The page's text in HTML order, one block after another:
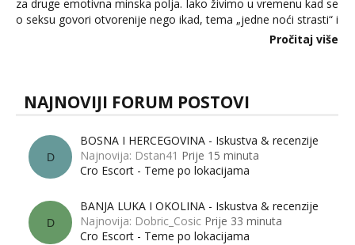
za druge emotivna minska polja. Iako živimo u vremenu kad se
o seksu govori otvorenije nego ikad, tema „jedne noći strasti“ i
dalje izaziva burne rasprave. Što zapravo misle žene, a što
Pročitaj više
NAJNOVIJI FORUM POSTOVI
D
BOSNA I HERCEGOVINA - Iskustva & recenzije
Najnovija: Dstan41 Prije 15 minuta
Cro Escort - Teme po lokacijama
D
BANJA LUKA I OKOLINA - Iskustva & recenzije
Najnovija: Dobric_Cosic Prije 33 minuta
Cro Escort - Teme po lokacijama